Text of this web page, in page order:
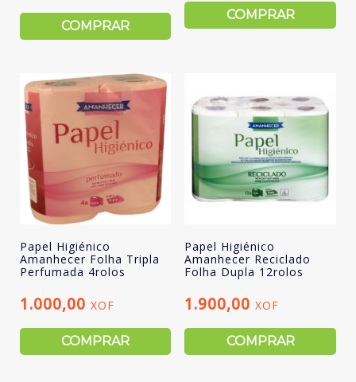
COMPRAR
COMPRAR
Papel Higiénico
Amanhecer Folha Tripla
Perfumada 4rolos
1.000,00 XOF
COMPRAR
Papel Higiénico
Amanhecer Reciclado
Folha Dupla 12rolos
1.900,00XOF
COMPRAR